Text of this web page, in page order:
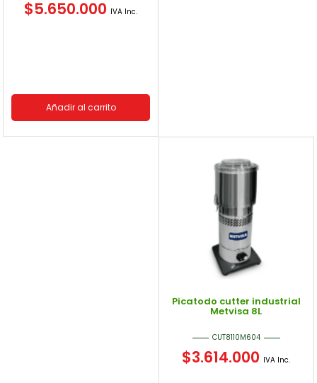
$5.650.000 IVA Inc.
Añadir al carrito
Picatodo cutter industrial
Metvisa 8L
CUT8110M604
$3.614.000 IVA Inc.